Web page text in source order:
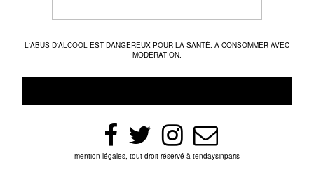
L'ABUS D'ALCOOL EST DANGEREUX POUR LA SANTÉ. À CONSOMMER AVEC
MODÉRATION.
mention légales, tout droit réservé à tendaysinparis